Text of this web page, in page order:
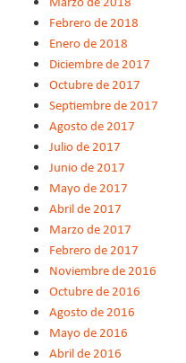
Febrero de 2018
Enero de 2018
Diciembre de 2017
Octubre de 2017
Septiembre de 2017
Agosto de 2017
Julio de 2017
Junio de 2017
Mayo de 2017
Abril de 2017
Marzo de 2017
Febrero de 2017
Noviembre de 2016
Octubre de 2016
Agosto de 2016
Mayo de 2016
Abril de 2016